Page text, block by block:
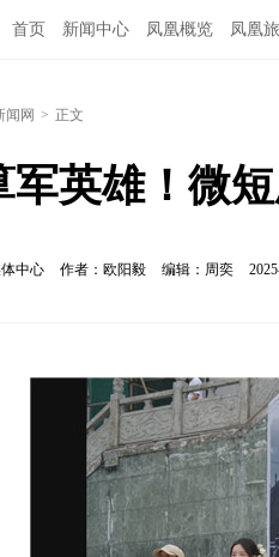
首页 新闻中心 凤凰概览 凤凰
闻网 > 正文
军英雄！微
中心 作者：欧阳毅 编辑：周奕